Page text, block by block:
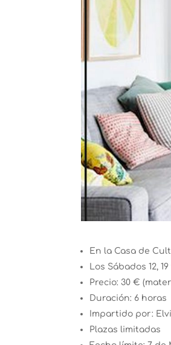
En la Casa de
Los Sábados 12,
Precio: 30 €
Duración: 6 horas
Impartido por:
Plazas limitadas